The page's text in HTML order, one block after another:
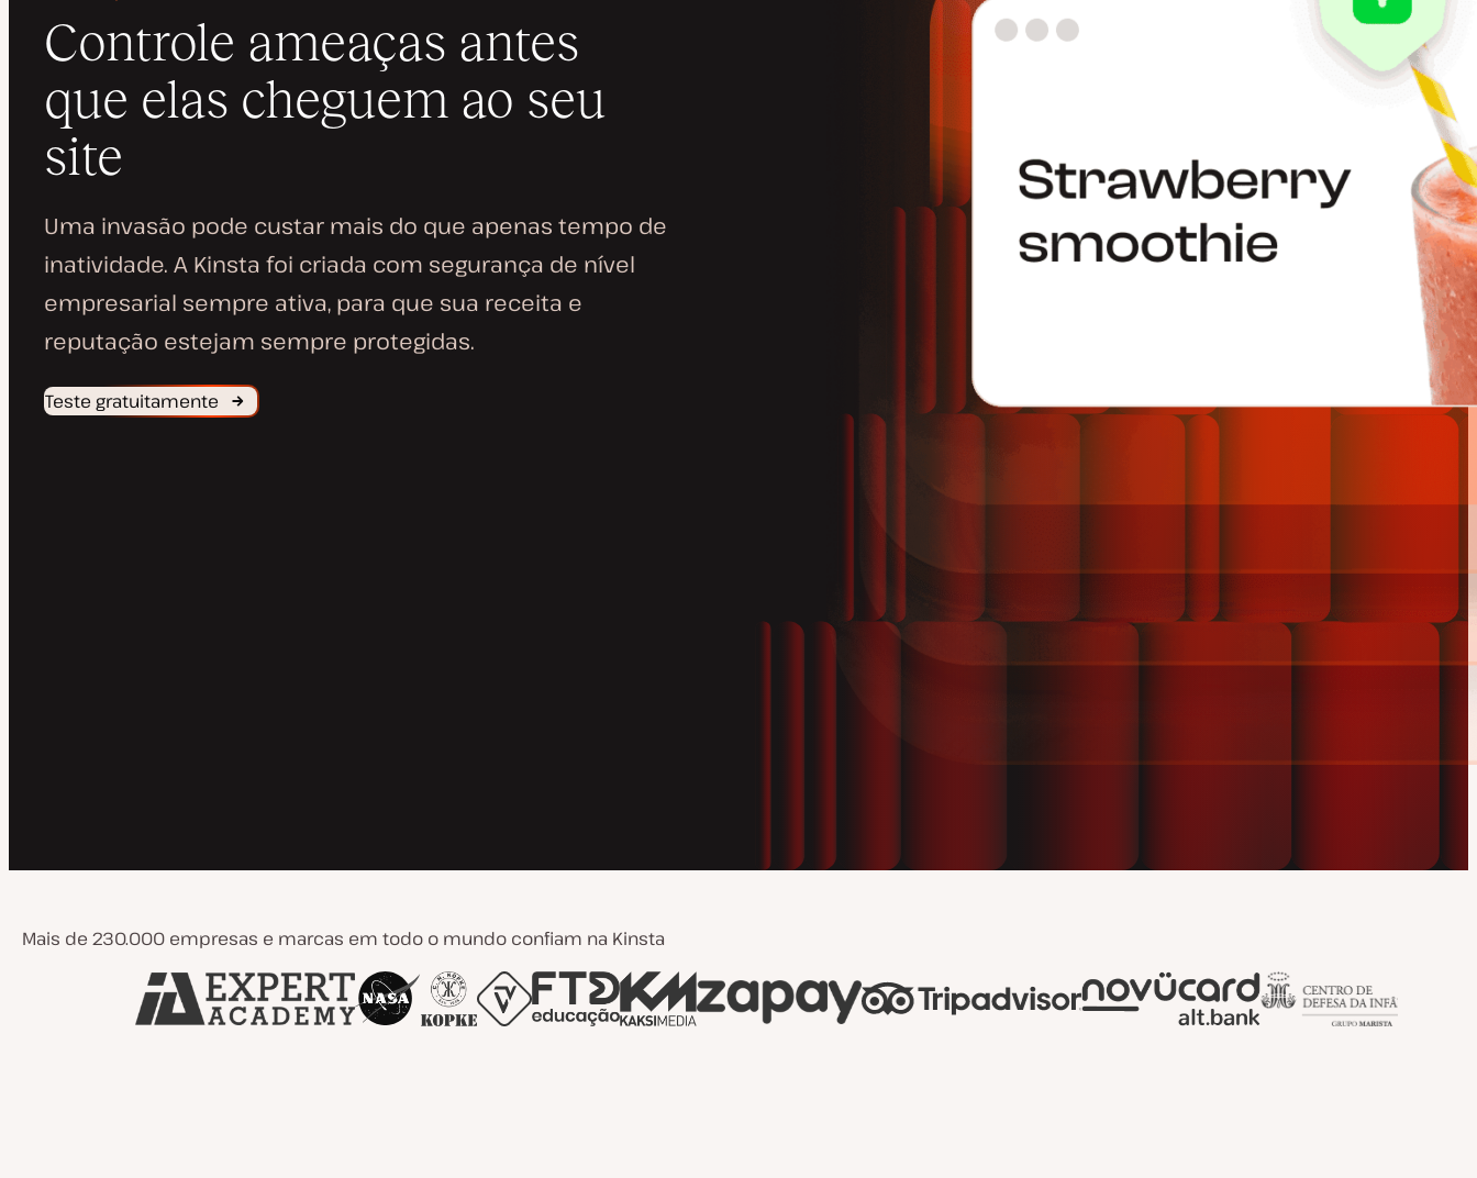
Controle ameaças antes
que elas cheguem ao seu
site
Uma invasão pode custar mais do que apenas tempo de
inatividade. A Kinsta foi criada com segurança de nível
empresarial sempre ativa, para que sua receita e
reputação estejam sempre protegidas.
Teste gratuitamente
Mais de 230.000 empresas e marcas em todo o mundo confiam na Kinsta